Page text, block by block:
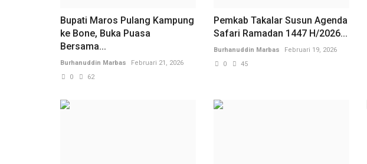
Bupati Maros Pulang Kampung
ke Bone, Buka Puasa
Bersama...
Burhanuddin Marbas
Februari 21, 2026
0
62
Pemkab Takalar Susun Agenda
Safari Ramadan 1447 H/2026...
Burhanuddin Marbas
Februari 19, 2026
0
45